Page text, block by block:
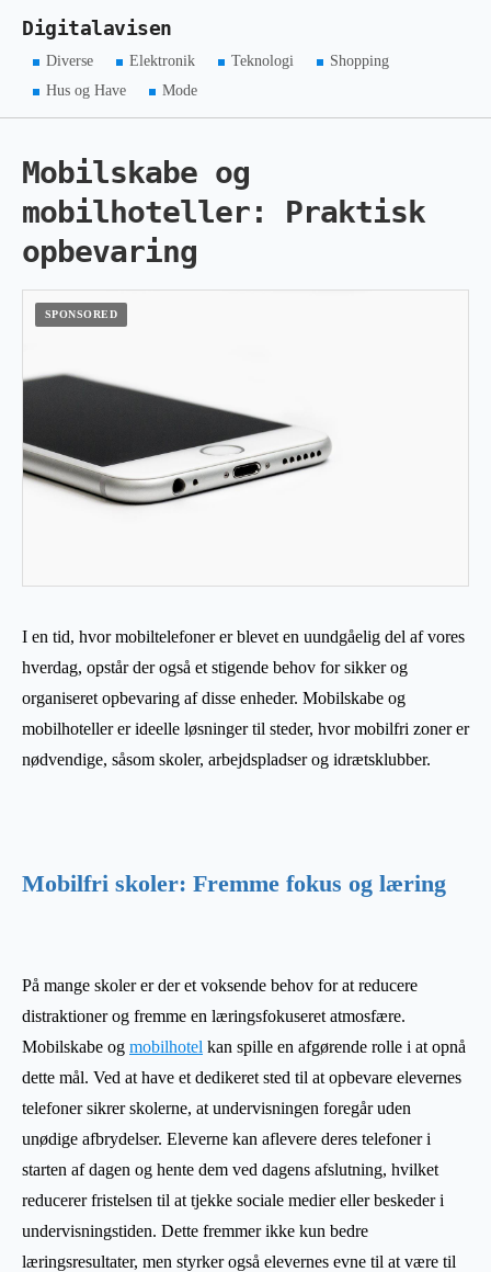
Digitalavisen
Diverse Elektronik Teknologi
Shopping
Hus og Have
Mode
Mobilskabe og
mobilhoteller: Praktisk
opbevaring
I en tid, hvor mobiltelefoner er blevet en uundgåelig del af vores
hverdag, opstår der også et stigende behov for sikker og
organiseret opbevaring af disse enheder. Mobilskabe og
mobilhoteller er ideelle løsninger til steder, hvor mobilfri zoner er
nødvendige, såsom skoler, arbejdspladser og idrætsklubber.
Mobilfri skoler: Fremme fokus og læring
På mange skoler er der et voksende behov for at reducere
distraktioner og fremme en læringsfokuseret atmosfære.
Mobilskabe og mobilhotel kan spille en afgørende rolle i at opnå
dette mål. Ved at have et dedikeret sted til at opbevare elevernes
telefoner sikrer skolerne, at undervisningen foregår uden
unødige afbrydelser. Eleverne kan aflevere deres telefoner i
starten af dagen og hente dem ved dagens afslutning, hvilket
reducerer fristelsen til at tjekke sociale medier eller beskeder i
undervisningstiden. Dette fremmer ikke kun bedre
læringsresultater, men styrker også elevernes evne til at være til